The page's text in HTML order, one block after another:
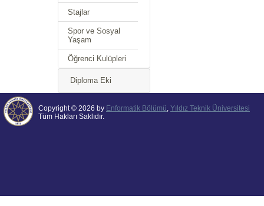
Stajlar
Spor ve Sosyal
Yaşam
Öğrenci Kulüpleri
Diploma Eki
Copyright © 2026 by Enformatik Bölümü, Yıldız Teknik Üniversitesi
Tüm Hakları Saklıdır.